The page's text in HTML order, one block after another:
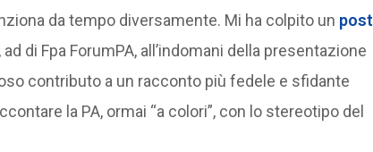
da tempo diversamente. Mi ha colpito un post
di Fpa ForumPA, all’indomani della presentazione
contributo a un racconto più fedele e sfidante
la PA, ormai “a colori”, con lo stereotipo del